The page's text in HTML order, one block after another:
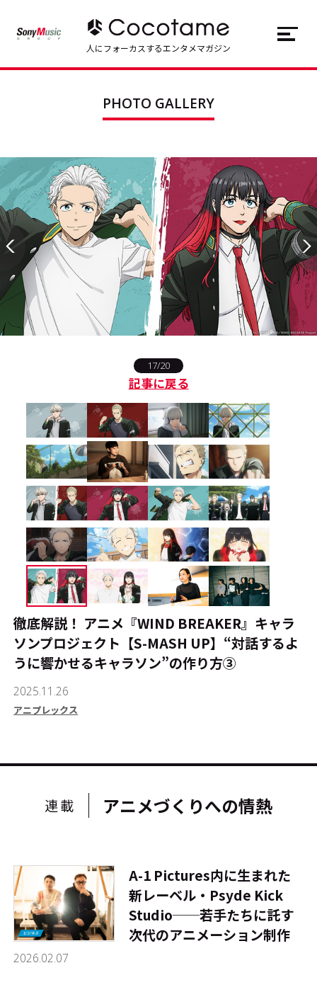
連載一覧 Series
Cocotameとは About
#エンタメ業界のちょっといい話
#リクルート
運営会社 プライバシーポリシー
本サイトご利用にあたって Cookie Settings
お問い合わせ
JP EN
人にフォーカスするエンタメマガジン
PHOTO GALLERY
17/20
記事に戻る
徹底解説！ アニメ『WIND BREAKER』キャラ
ソンプロジェクト【S-MASH UP】――“対話するよ
うに響かせるキャラソン”の作り方③
2025.11.26
アニプレックス
連載 アニメづくりへの情熱
2026.02.07
A-1 Pictures内に生まれた
新レーベル・Psyde Kick
Studio──若手たちに託す
次代のアニメーション制作